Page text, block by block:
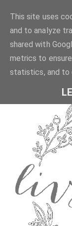
This site uses
and to analyze
shared with
metrics to
statistics, and to